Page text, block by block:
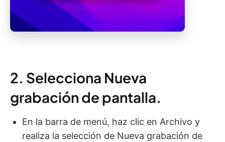
2. Selecciona Nueva
grabación de pantalla.
En la barra de menú, haz clic en Archivo y
realiza la selección de Nueva grabación de